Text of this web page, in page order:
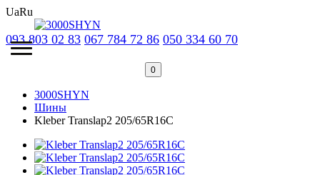
UaRu
093 803 02 83 067 784 72 86 050 334 60 70
0
3000SHYN
Шины
Kleber Translap2 205/65R16C